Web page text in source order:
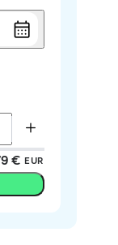
€ EUR